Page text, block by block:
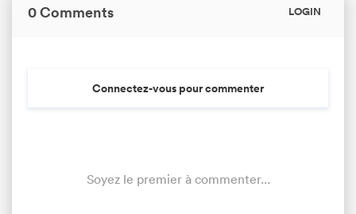
0 Comments LOGIN
Connectez-vous pour commenter
Soyez le premier à commenter...